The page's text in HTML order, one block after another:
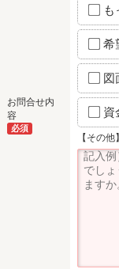
お問合せ内
容
必須
希
図
資
【その他】